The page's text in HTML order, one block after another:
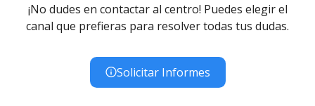
¡No dudes en contactar al centro! Puedes elegir el
canal que prefieras para resolver todas tus dudas.
Solicitar Informes